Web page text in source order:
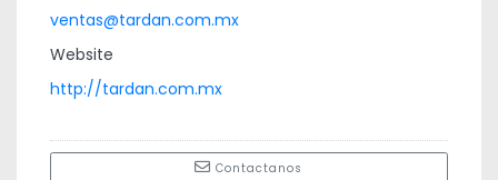
ventas@tardan.com.mx
Website
http://tardan.com.mx
Contactanos